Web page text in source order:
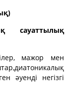
)
сауаттылық
мажор мен
әуенді негізгі